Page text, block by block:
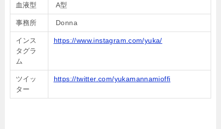
血液型 A型
事務所 Donna
インス
タグラ
ム
https://www.instagram.com/yuka/
ツイッ
ター
https://twitter.com/yukamannamioffi